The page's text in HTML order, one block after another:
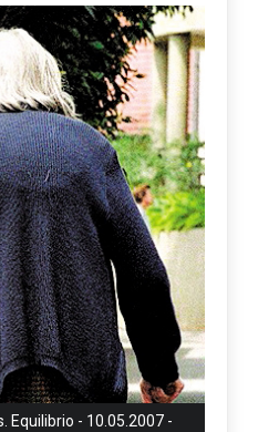
Equilibrio - 10.05.2007 -